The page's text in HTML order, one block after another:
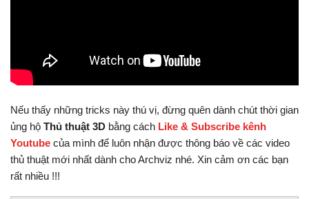
Nếu thấy những tricks này thú vị, đừng quên dành chút thời gian
ủng hộ Thủ thuật 3D bằng cách Like & Subscribe kênh
Youtube của mình để luôn nhận được thông báo về các video
thủ thuật mới nhất dành cho Archviz nhé. Xin cảm ơn các bạn
rất nhiều !!!